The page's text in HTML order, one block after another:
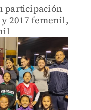
participación
y 2017 femenil,